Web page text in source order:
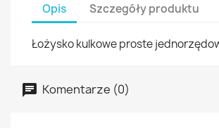
Opis Szczegóły produktu
Łożysko kulkowe proste
Komentarze (0)